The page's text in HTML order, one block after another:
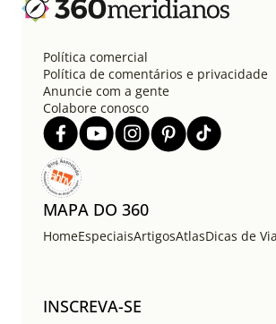
Política comercial
Política de comentários e privacidade
Anuncie com a gente
Colabore conosco
MAPA DO 360
HomeEspeciaisArtigosAtlasDicas de
INSCREVA-SE